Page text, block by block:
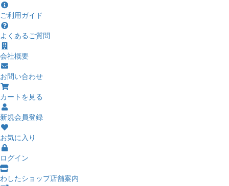
ご利用ガイド
よくあるご質問
会社概要
お問い合わせ
カートを見る
新規会員登録
お気に入り
ログイン
わしたショップ店舗案内